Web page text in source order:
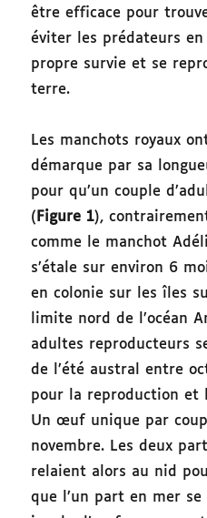
être efficace pour
éviter les prédateurs en
propre survie et se
terre.
Les manchots royaux
démarque par sa
pour qu’un couple
( Figure 1),
comme le manchot
s’étale sur environ 6
en colonie sur les îles
limite nord de l’océan
adultes reproducteurs
de l’été austral entre
pour la reproduction et
Un œuf unique par
novembre. Les deux
relaient alors au nid
que l’un part en mer se